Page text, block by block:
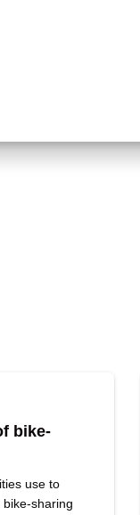
bike-
use to
sharing